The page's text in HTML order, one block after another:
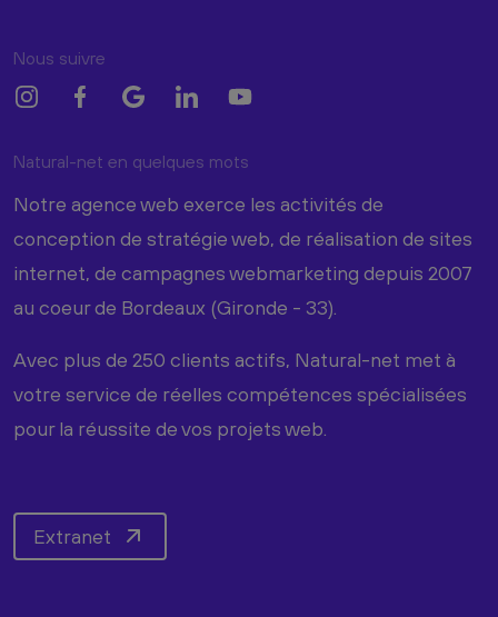
Nous suivre
Natural-net en quelques mots
Notre agence web exerce les activités de
conception de stratégie web, de réalisation de sites
internet, de campagnes webmarketing depuis 2007
au coeur de Bordeaux (Gironde - 33).
Avec plus de 250 clients actifs, Natural-net met à
votre service de réelles compétences spécialisées
pour la réussite de vos projets web.
Extranet